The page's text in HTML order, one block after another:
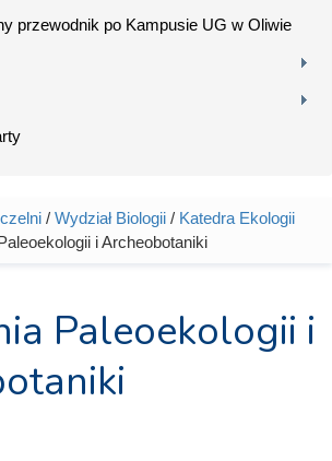
przewodnik po Kampusie UG w Oliwie
/ Wydział Biologii / Katedra Ekologii
i Archeobotaniki
Paleoekologii i